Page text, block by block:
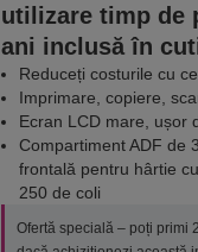
utilizare timp de
ani inclusă în
Reduceți costurile cu
Imprimare, copiere,
Ecran LCD mare, ușor
Compartiment ADF de
frontală pentru hârtie
250 de coli
Ofertă specială – poți primi